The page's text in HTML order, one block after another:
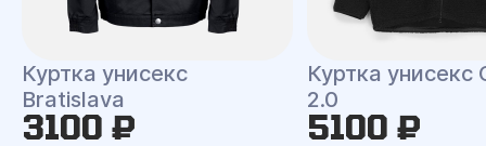
Куртка унисекс
Bratislava
3100 ₽
Куртка унисекс
2.0
5100 ₽